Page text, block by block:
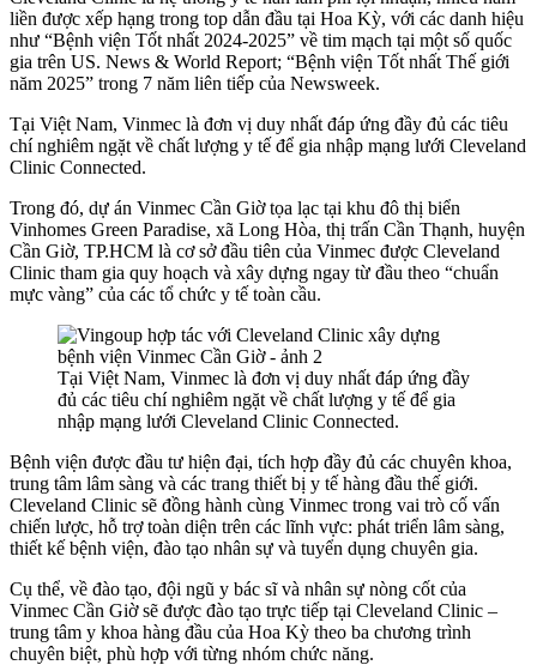
liền được xếp hạng trong top dẫn đầu tại Hoa Kỳ, với các danh hiệu
như “Bệnh viện Tốt nhất 2024-2025” về tim mạch tại một số quốc
gia trên US. News & World Report; “Bệnh viện Tốt nhất Thế giới
năm 2025” trong 7 năm liên tiếp của Newsweek.
Tại Việt Nam, Vinmec là đơn vị duy nhất đáp ứng đầy đủ các tiêu
chí nghiêm ngặt về chất lượng y tế để gia nhập mạng lưới Cleveland
Clinic Connected.
Trong đó, dự án Vinmec Cần Giờ tọa lạc tại khu đô thị biển
Vinhomes Green Paradise, xã Long Hòa, thị trấn Cần Thạnh, huyện
Cần Giờ, TP.HCM là cơ sở đầu tiên của Vinmec được Cleveland
Clinic tham gia quy hoạch và xây dựng ngay từ đầu theo “chuẩn
mực vàng” của các tổ chức y tế toàn cầu.
Tại Việt Nam, Vinmec là đơn vị duy nhất đáp ứng đầy
đủ các tiêu chí nghiêm ngặt về chất lượng y tế để gia
nhập mạng lưới Cleveland Clinic Connected.
Bệnh viện được đầu tư hiện đại, tích hợp đầy đủ các chuyên khoa,
trung tâm lâm sàng và các trang thiết bị y tế hàng đầu thế giới.
Cleveland Clinic sẽ đồng hành cùng Vinmec trong vai trò cố vấn
chiến lược, hỗ trợ toàn diện trên các lĩnh vực: phát triển lâm sàng,
thiết kế bệnh viện, đào tạo nhân sự và tuyển dụng chuyên gia.
Cụ thể, về đào tạo, đội ngũ y bác sĩ và nhân sự nòng cốt của
Vinmec Cần Giờ sẽ được đào tạo trực tiếp tại Cleveland Clinic –
trung tâm y khoa hàng đầu của Hoa Kỳ theo ba chương trình
chuyên biệt, phù hợp với từng nhóm chức năng.